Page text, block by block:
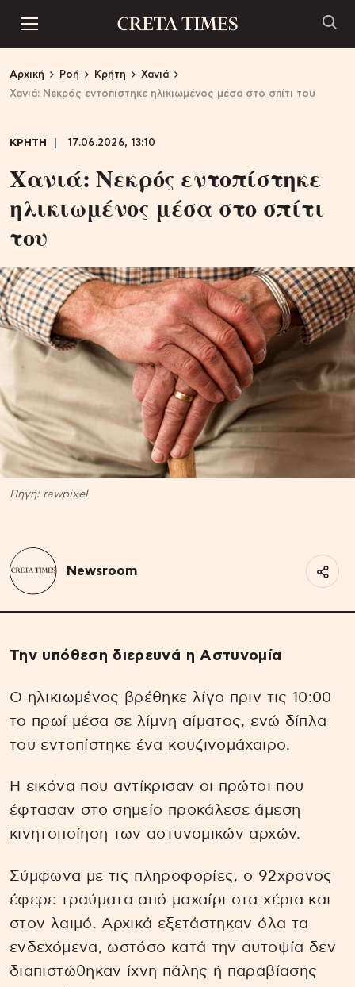
Αρχική Ροή Κρήτη
Χανιά
Χανιά: Νεκρός εντοπίστηκε ηλικιωμένος μέσα στο σπίτι του
ΚΡΗΤΗ 17.06.2026, 13:10
Χανιά: Νεκρός εντοπίστηκε
ηλικιωμένος μέσα στο σπίτι
του
Πηγή: rawpixel
Newsroom
Την υπόθεση διερευνά η Αστυνομία
Ο ηλικιωμένος βρέθηκε λίγο πριν τις 10:00
το πρωί μέσα σε λίμνη αίματος, ενώ δίπλα
του εντοπίστηκε ένα κουζινομάχαιρο.
Η εικόνα που αντίκρισαν οι πρώτοι που
έφτασαν στο σημείο προκάλεσε άμεση
κινητοποίηση των αστυνομικών αρχών.
Σύμφωνα με τις πληροφορίες, ο 92χρονος
έφερε τραύματα από μαχαίρι στα χέρια και
στον λαιμό. Αρχικά εξετάστηκαν όλα τα
ενδεχόμενα, ωστόσο κατά την αυτοψία δεν
διαπιστώθηκαν ίχνη πάλης ή παραβίασης